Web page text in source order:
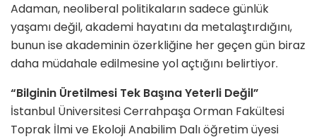
Adaman, neoliberal politikaların sadece günlük
yaşamı değil, akademi hayatını da metalaştırdığını,
bunun ise akademinin özerkliğine her geçen gün biraz
daha müdahale edilmesine yol açtığını belirtiyor.
“Bilginin Üretilmesi Tek Başına Yeterli Değil”
İstanbul Üniversitesi Cerrahpaşa Orman Fakültesi
Toprak İlmi ve Ekoloji Anabilim Dalı öğretim üyesi